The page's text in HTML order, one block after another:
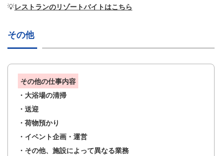
💡レストランのリゾートバイトはこちら
その他
その他の仕事内容
・大浴場の清掃
・送迎
・荷物預かり
・イベント企画・運営
・その他、施設によって異なる業務